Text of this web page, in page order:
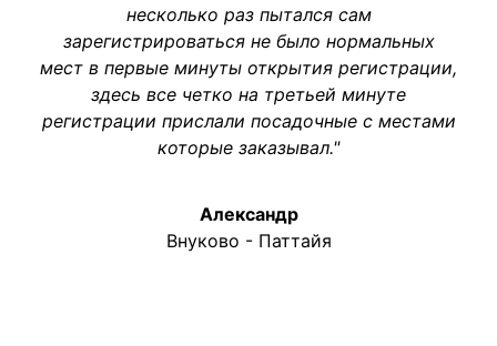
несколько раз пытался сам
зарегистрироваться не было нормальных
мест в первые минуты открытия регистрации,
здесь все четко на третьей минуте
регистрации прислали посадочные с местами
которые заказывал."
Александр
Внуково - Паттайя